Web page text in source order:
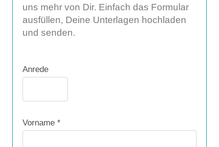
uns mehr von Dir. Einfach das Formular
ausfüllen, Deine Unterlagen hochladen
und senden.
Anrede
Vorname *